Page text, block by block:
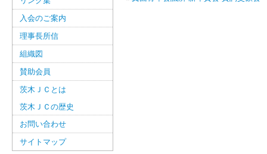
入会のご案内
理事長所信
組織図
賛助会員
茨木ＪＣとは
茨木ＪＣの歴史
お問い合わせ
サイトマップ